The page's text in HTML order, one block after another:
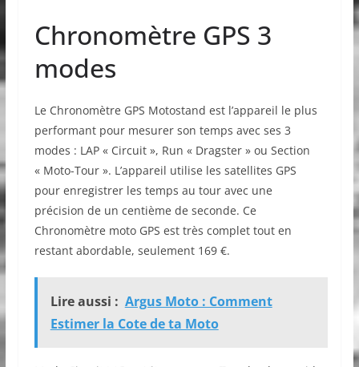
Chronomètre GPS 3
modes
Le Chronomètre GPS Motostand est l’appareil le plus
performant pour mesurer son temps avec ses 3
modes : LAP « Circuit », Run « Dragster » ou Section
« Moto-Tour ». L’appareil utilise les satellites GPS
pour enregistrer les temps au tour avec une
précision de un centième de seconde. Ce
Chronomètre moto GPS est très complet tout en
restant abordable, seulement 169 €.
Lire aussi : Argus Moto : Comment
Estimer la Cote de ta Moto